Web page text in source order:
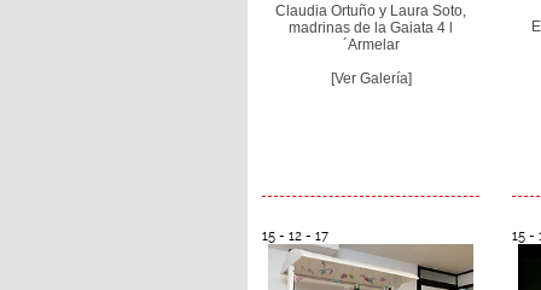
Claudia Ortuño y Laura Soto,
madrinas de la Gaiata 4 l
´Armelar
[Ver Galería]
15 - 12 - 17 15 -